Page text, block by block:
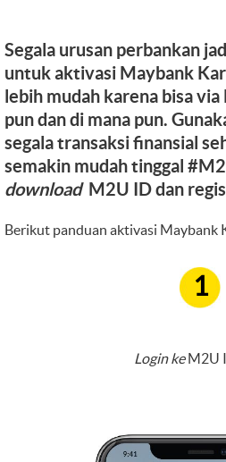
Segala urusan perbankan
untuk aktivasi Maybank
lebih mudah karena bisa
pun dan di mana pun.
segala transaksi finansial
semakin mudah tinggal
downloadM2U ID dan
Berikut panduan aktivasi
1
Login keM2U